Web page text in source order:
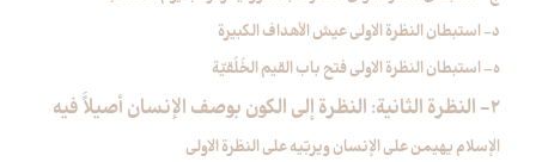
د- استبطان النظرة الاولى عيش الأهداف الكبيرة
ه– استبطان النظرة الاولى فتح باب القيم الخُلُقيّة
2- النظرة الثانية: النظرة إلى الكون بوصف الإنسان أصيلَاً فيه
الإسلام يهيمن على الإنسان ويربّيه على النظرة الاولى